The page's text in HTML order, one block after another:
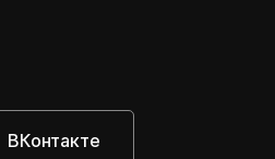
ВКонтакте